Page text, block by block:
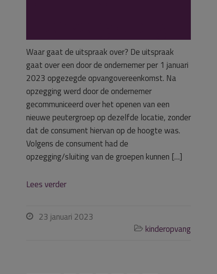
Waar gaat de uitspraak over? De uitspraak
gaat over een door de ondernemer per 1 januari
2023 opgezegde opvangovereenkomst. Na
opzegging werd door de ondernemer
gecommuniceerd over het openen van een
nieuwe peutergroep op dezelfde locatie, zonder
dat de consument hiervan op de hoogte was.
Volgens de consument had de
opzegging/sluiting van de groepen kunnen […]
Lees verder
 23 januari 2023
 kinderopvang